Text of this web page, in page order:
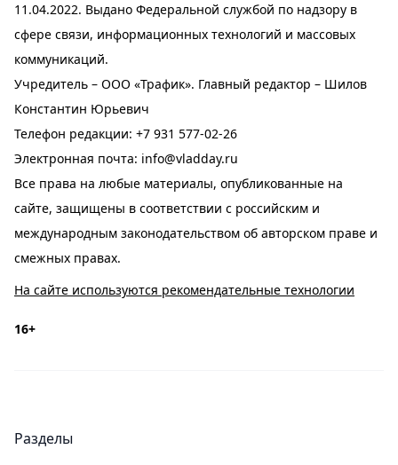
11.04.2022. Выдано Федеральной службой по надзору в
сфере связи, информационных технологий и массовых
коммуникаций.
Учредитель – ООО «Трафик». Главный редактор – Шилов
Константин Юрьевич
Телефон редакции: +7 931 577-02-26
Электронная почта: info@vladday.ru
Все права на любые материалы, опубликованные на
сайте, защищены в соответствии с российским и
международным законодательством об авторском праве и
смежных правах.
На сайте используются рекомендательные технологии
16+
Разделы